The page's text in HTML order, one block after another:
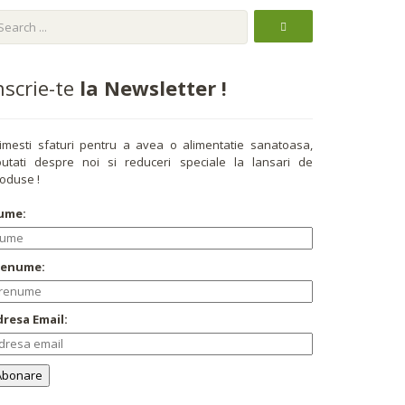
te la Newsletter !
sfaturi pentru a avea o alimentatie sanatoasa,
despre noi si reduceri speciale la lansari de
!
Email: